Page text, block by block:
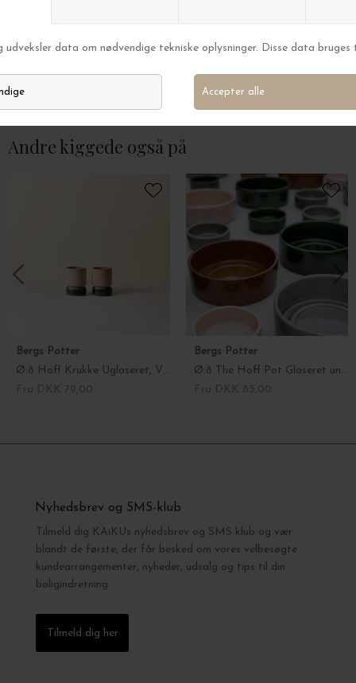
noormann
Marmelade Hindbær & Mælkebøtte
DKK 55,00
noormann
Klassisk sydesalt,
Andre kiggede også på
Bergs Potter
Ø:8 Hoff Krukke Uglaseret, Vælg farve
Bergs Potter
Ø:8 The Hoff Pot Glaseret underskål, Vælg farve
Nyhedsbrev og SMS-klub
Tilmeld dig KAiKUs nyhedsbrev og SMS klub og vær
blandt de første, der får besked om vores velbesøgte
kundearrangementer, nyheder, udsalg og tips til din
boligindretning.
Tilmeld dig her